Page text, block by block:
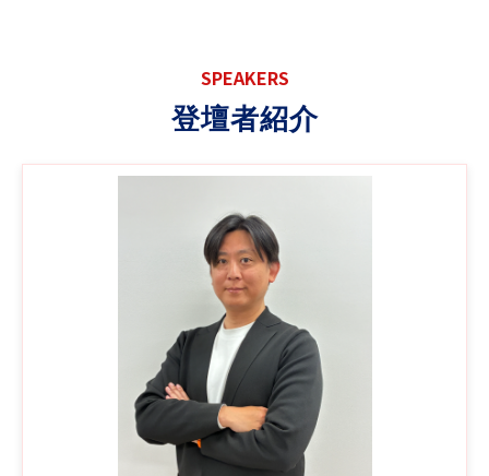
SPEAKERS
登壇者紹介